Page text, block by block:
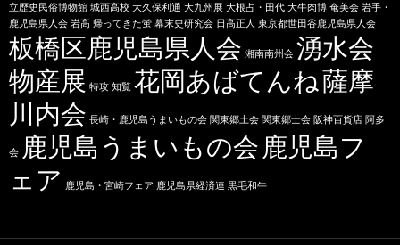
立歴史民俗博物館 城西高校 大久保利通 大九州展 大根占・田代 大牛肉博 奄美会 岩手・
鹿児島県人会 岩高 帰ってきた蛍 幕末史研究会 日高正人 東京都世田谷鹿児島県人会
板橋区鹿児島県人会 湘南南州会 湧水会
物産展 特攻 知覧 花岡あばてんね薩摩
川内会 長崎・鹿児島うまいもの会 関東郷土会 関東郷士会 阪神百貨店 阿多
会 鹿児島うまいもの会 鹿児島フ
ェア 鹿児島・宮崎フェア 鹿児島県経済連 黒毛和牛